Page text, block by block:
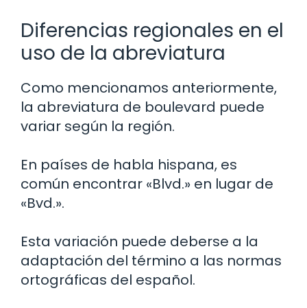
Diferencias regionales en el
uso de la abreviatura
Como mencionamos anteriormente,
la abreviatura de boulevard puede
variar según la región.
En países de habla hispana, es
común encontrar «Blvd.» en lugar de
«Bvd.».
Esta variación puede deberse a la
adaptación del término a las normas
ortográficas del español.